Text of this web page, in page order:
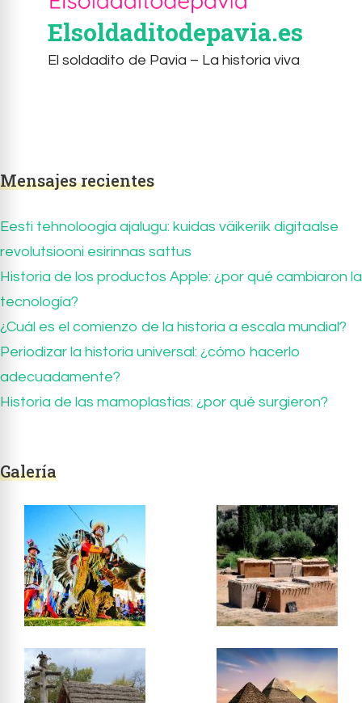
Elsoldaditodepavia.es
El soldadito de Pavia – La historia viva
Mensajes recientes
Eesti tehnoloogia ajalugu: kuidas väikeriik digitaalse
revolutsiooni esirinnas sattus
Historia de los productos Apple: ¿por qué cambiaron la
tecnología?
¿Cuál es el comienzo de la historia a escala mundial?
Periodizar la historia universal: ¿cómo hacerlo
adecuadamente?
Historia de las mamoplastias: ¿por qué surgieron?
Galería